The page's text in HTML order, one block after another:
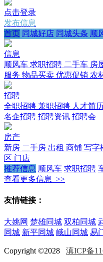
点击登录
发布信息
首页 同城好店 同城头条 顺
信息
顺风车 求职招聘 二手车 房
服务 物品买卖 优惠促销 农
招聘
全职招聘 兼职招聘 人才简
名企招聘 招聘资讯 招聘会
房产
新房 二手房 出租 商铺 写字
区 门店
推荐信息 顺风车 求职招聘
查看更多信息 >>
友情链接：
大姚网 楚雄同城 双柏同城
同城 新平同城 峨山同城 易
Copyright ©2028 滇ICP备